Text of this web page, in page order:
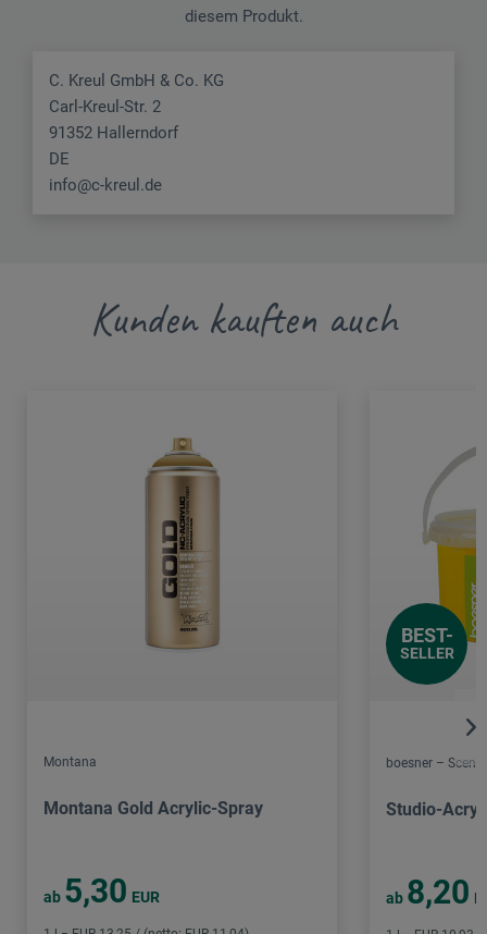
diesem Produkt.
C. Kreul GmbH & Co. KG
Carl-Kreul-Str. 2
91352 Hallerndorf
DE
info@c-kreul.de
Kunden kauften auch
Montana
Montana Gold Acrylic-Spray
ab 5,30 EUR
BEST-
SELLER
boesner – Scene
Studio-
ab 8,20